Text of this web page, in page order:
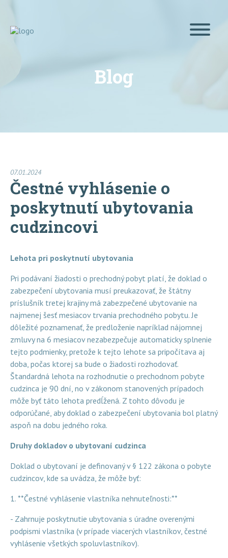
Blog
07.01.2024
Čestné vyhlásenie o
poskytnutí ubytovania
cudzincovi
Lehota pri poskytnutí ubytovania
Pri podávaní žiadosti o prechodný pobyt platí, že doklad o
zabezpečení ubytovania musí preukazovať, že štátny
príslušník tretej krajiny má zabezpečené ubytovanie na
najmenej šesť mesiacov trvania prechodného pobytu. Je
dôležité poznamenať, že predloženie napríklad nájomnej
zmluvy na 6 mesiacov nezabezpečuje automaticky splnenie
tejto podmienky, pretože k tejto lehote sa pripočítava aj
doba, počas ktorej sa bude o žiadosti rozhodovať.
Štandardná lehota na rozhodnutie o prechodnom pobyte
cudzinca je 90 dní, no v zákonom stanovených prípadoch
môže byť táto lehota predĺžená. Z tohto dôvodu je
odporúčané, aby doklad o zabezpečení ubytovania bol platný
aspoň na dobu jedného roka.
Druhy dokladov o ubytovaní cudzinca
Doklad o ubytovaní je definovaný v § 122 zákona o pobyte
cudzincov, kde sa uvádza, že môže byť:
1. **Čestné vyhlásenie vlastníka nehnuteľnosti:**
- Zahrnuje poskytnutie ubytovania s úradne overenými
podpismi vlastníka (v prípade viacerých vlastníkov, čestné
vyhlásenie všetkých spoluvlastníkov).